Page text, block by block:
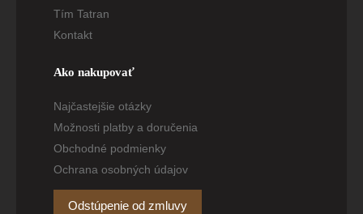
Tím Tatran
Kontakt
Ako nakupovať
Najčastejšie otázky
Možnosti platby a doručenia
Obchodné podmienky
Ochrana osobných údajov
Odstúpenie od zmluvy